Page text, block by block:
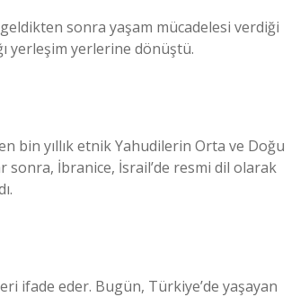
sonra yaşam mücadelesi verdiği
yerleşim yerlerine dönüştü.
bin yıllık etnik Yahudilerin Orta ve Doğu
sonra, İbranice, İsrail’de resmi dil olarak
ifade eder. Bugün, Türkiye’de yaşayan